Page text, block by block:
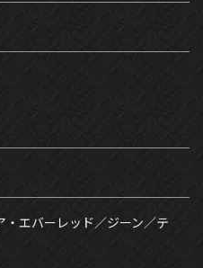
・エバーレッド／ジーン／テ